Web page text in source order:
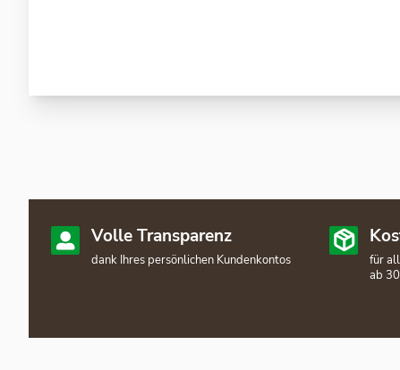
Volle Transparenz
dank Ihres persönlichen Kundenkontos
für
ab